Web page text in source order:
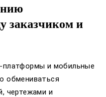
заказчиком и
платформы и мобильные
обмениваться
чертежами и